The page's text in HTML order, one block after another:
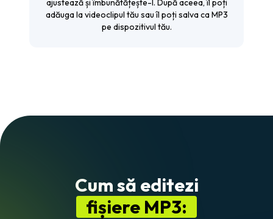
ajustează și îmbunătățește-l. După aceea, îl poți
adăuga la videoclipul tău sau îl poți salva ca MP3
pe dispozitivul tău.
Cum să editezi
fișiere MP3: